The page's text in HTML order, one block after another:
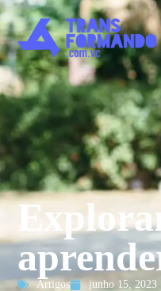
Artigos junho 15, 2023